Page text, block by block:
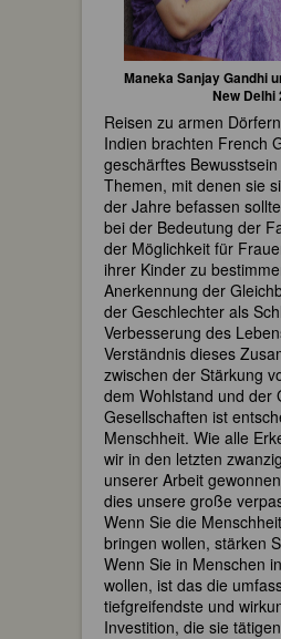
Maneka Sanjay Gandhi
New Delhi
Reisen zu armen
Indien brachten French
geschärftes
Themen, mit denen sie
der Jahre befassen
bei der Bedeutung der
der Möglichkeit für
ihrer Kinder zu
Anerkennung der
der Geschlechter als
Verbesserung des
Verständnis dieses
zwischen der Stärkung
dem Wohlstand und der
Gesellschaften ist
Menschheit. Wie alle
wir in den letzten
unserer Arbeit
dies unsere große
Wenn Sie die
bringen wollen, stärken
Wenn Sie in Menschen
wollen, ist das die
tiefgreifendste und
Investition, die sie